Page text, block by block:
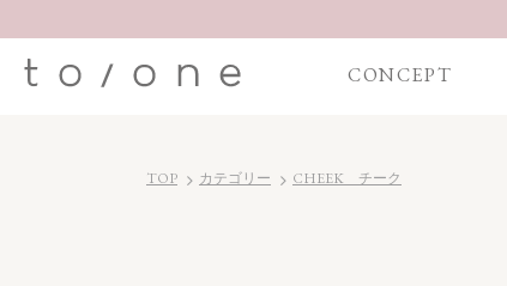
CONCEPT
TOP カテゴリー CHEEK チーク